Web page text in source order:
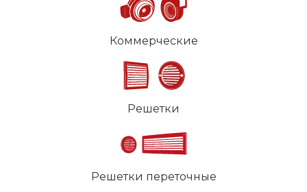
Коммерческие
Решетки
Решетки переточные